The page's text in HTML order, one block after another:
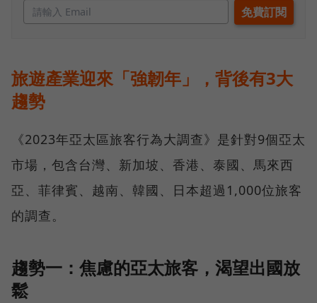
旅遊產業迎來「強韌年」，背後有3大
趨勢
《2023年亞太區旅客行為大調查》是針對9個亞太
市場，包含台灣、新加坡、香港、泰國、馬來西
亞、菲律賓、越南、韓國、日本超過1,000位旅客
的調查。
趨勢一：焦慮的亞太旅客，渴望出國放
鬆